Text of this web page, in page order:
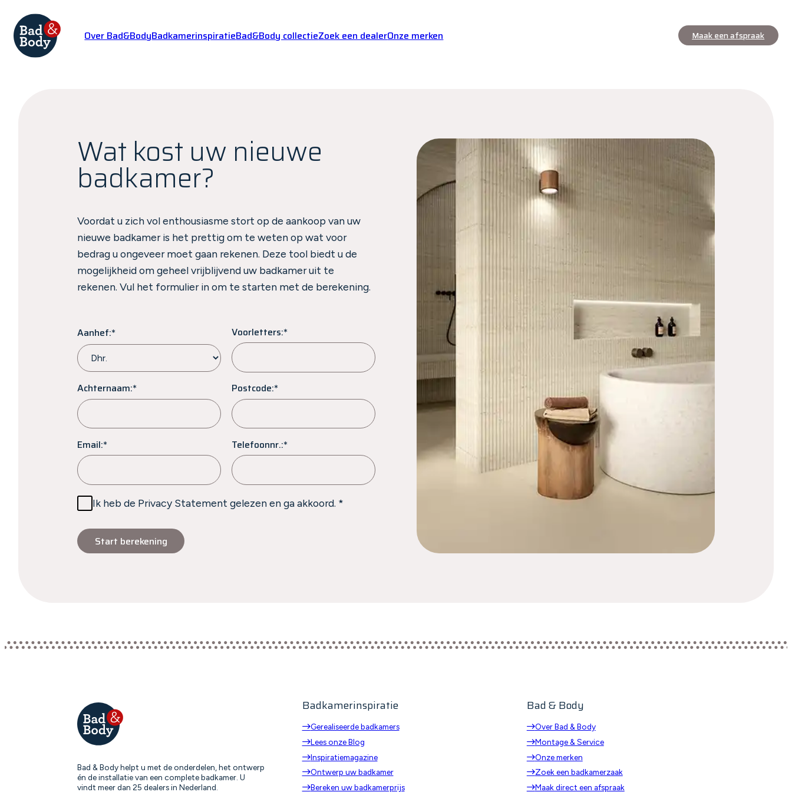
Over Bad&BodyBadkamerinspiratieBad&Body collectieZoek een dealerOnze merken Maak een afspraak
Wat kost uw nieuwe
badkamer?
Voordat u zich vol enthousiasme stort op de aankoop van uw
nieuwe badkamer is het prettig om te weten op wat voor
bedrag u ongeveer moet gaan rekenen. Deze tool biedt u de
mogelijkheid om geheel vrijblijvend uw badkamer uit te
rekenen. Vul het formulier in om te starten met de berekening.
Aanhef:* Voorletters:*
Achternaam:* Postcode:*
Email:* Telefoonnr.:*
Ik heb de Privacy Statement gelezen en ga akkoord. *
Start berekening
Bad & Body helpt u met de onderdelen, het ontwerp
én de installatie van een complete badkamer. U
vindt meer dan 25 dealers in Nederland.
Badkamerinspiratie
Gerealiseerde badkamers
Lees onze Blog
Inspiratiemagazine
Ontwerp uw badkamer
Bereken uw badkamerprijs
Bad & Body
Over Bad & Body
Montage & Service
Onze merken
Zoek een badkamerzaak
Maak direct een afspraak